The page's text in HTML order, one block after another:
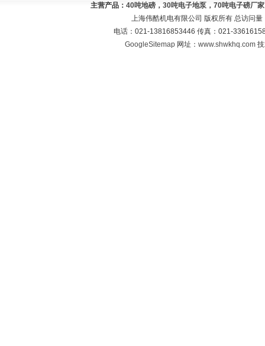
主营产品： 40吨地磅，30吨电子地泵，70吨电子磅厂
上海伟酷机电有限公司 版权所有 总访问量
电话：021-13816853446 传真：021-
GoogleSitemap 网址：www.shwkhq.com